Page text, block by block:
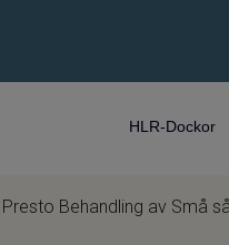
HLR-Dockor
Behandling av Små